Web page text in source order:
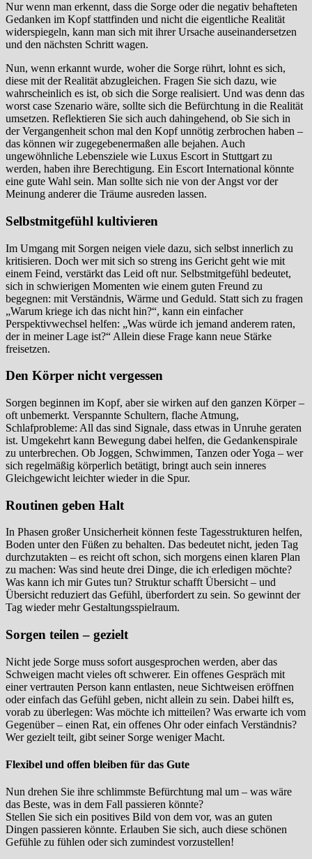
Nur wenn man erkennt, dass die Sorge oder die negativ behafteten
Gedanken im Kopf stattfinden und nicht die eigentliche Realität
widerspiegeln, kann man sich mit ihrer Ursache auseinandersetzen
und den nächsten Schritt wagen.
Nun, wenn erkannt wurde, woher die Sorge rührt, lohnt es sich,
diese mit der Realität abzugleichen. Fragen Sie sich dazu, wie
wahrscheinlich es ist, ob sich die Sorge realisiert. Und was denn das
worst case Szenario wäre, sollte sich die Befürchtung in die Realität
umsetzen. Reflektieren Sie sich auch dahingehend, ob Sie sich in
der Vergangenheit schon mal den Kopf unnötig zerbrochen haben –
das können wir zugegebenermaßen alle bejahen. Auch
ungewöhnliche Lebensziele wie Luxus Escort in Stuttgart zu
werden, haben ihre Berechtigung. Ein Escort International könnte
eine gute Wahl sein. Man sollte sich nie von der Angst vor der
Meinung anderer die Träume ausreden lassen.
Selbstmitgefühl kultivieren
Im Umgang mit Sorgen neigen viele dazu, sich selbst innerlich zu
kritisieren. Doch wer mit sich so streng ins Gericht geht wie mit
einem Feind, verstärkt das Leid oft nur. Selbstmitgefühl bedeutet,
sich in schwierigen Momenten wie einem guten Freund zu
begegnen: mit Verständnis, Wärme und Geduld. Statt sich zu fragen
„Warum kriege ich das nicht hin?“, kann ein einfacher
Perspektivwechsel helfen: „Was würde ich jemand anderem raten,
der in meiner Lage ist?“ Allein diese Frage kann neue Stärke
freisetzen.
Den Körper nicht vergessen
Sorgen beginnen im Kopf, aber sie wirken auf den ganzen Körper –
oft unbemerkt. Verspannte Schultern, flache Atmung,
Schlafprobleme: All das sind Signale, dass etwas in Unruhe geraten
ist. Umgekehrt kann Bewegung dabei helfen, die Gedankenspirale
zu unterbrechen. Ob Joggen, Schwimmen, Tanzen oder Yoga – wer
sich regelmäßig körperlich betätigt, bringt auch sein inneres
Gleichgewicht leichter wieder in die Spur.
Routinen geben Halt
In Phasen großer Unsicherheit können feste Tagesstrukturen helfen,
Boden unter den Füßen zu behalten. Das bedeutet nicht, jeden Tag
durchzutakten – es reicht oft schon, sich morgens einen klaren Plan
zu machen: Was sind heute drei Dinge, die ich erledigen möchte?
Was kann ich mir Gutes tun? Struktur schafft Übersicht – und
Übersicht reduziert das Gefühl, überfordert zu sein. So gewinnt der
Tag wieder mehr Gestaltungsspielraum.
Sorgen teilen – gezielt
Nicht jede Sorge muss sofort ausgesprochen werden, aber das
Schweigen macht vieles oft schwerer. Ein offenes Gespräch mit
einer vertrauten Person kann entlasten, neue Sichtweisen eröffnen
oder einfach das Gefühl geben, nicht allein zu sein. Dabei hilft es,
vorab zu überlegen: Was möchte ich mitteilen? Was erwarte ich vom
Gegenüber – einen Rat, ein offenes Ohr oder einfach Verständnis?
Wer gezielt teilt, gibt seiner Sorge weniger Macht.
Flexibel und offen bleiben für das Gute
Nun drehen Sie ihre schlimmste Befürchtung mal um – was wäre
das Beste, was in dem Fall passieren könnte?
Stellen Sie sich ein positives Bild von dem vor, was an guten
Dingen passieren könnte. Erlauben Sie sich, auch diese schönen
Gefühle zu fühlen oder sich zumindest vorzustellen!